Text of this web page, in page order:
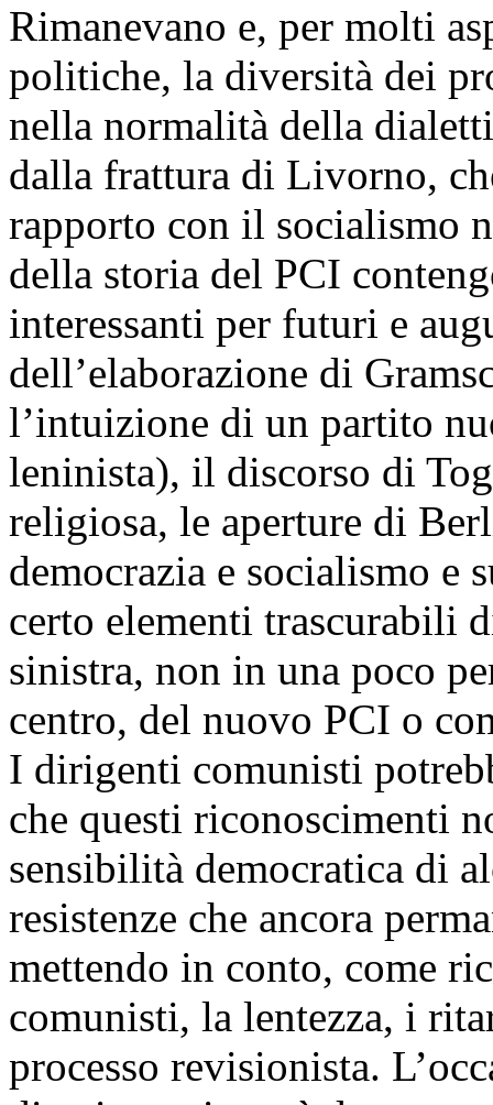
Rimanevano e, per molti
politiche, la diversità dei
nella normalità della
dalla frattura di Livorno,
rapporto con il socialismo
della storia del PCI
interessanti per futuri e
dell’elaborazione di
l’intuizione di un partito
leninista), il discorso di
religiosa, le aperture di
democrazia e socialismo
certo elementi trascurabili
sinistra, non in una poco
centro, del nuovo PCI o
I dirigenti comunisti
che questi riconoscimenti
sensibilità democratica di
resistenze che ancora
mettendo in conto, come
comunisti, la lentezza, i
processo revisionista.